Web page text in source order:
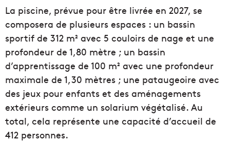
La piscine, prévue pour être livrée en 2027, se
composera de plusieurs espaces : un bassin
sportif de 312 m² avec 5 couloirs de nage et une
profondeur de 1,80 mètre ; un bassin
d’apprentissage de 100 m² avec une profondeur
maximale de 1,30 mètres ; une pataugeoire avec
des jeux pour enfants et des aménagements
extérieurs comme un solarium végétalisé. Au
total, cela représente une capacité d’accueil de
412 personnes.